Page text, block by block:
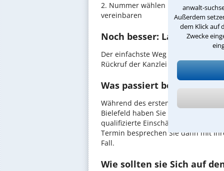
anwalt-
Außerdem
dem Klick auf
Zwecke
2. Nummer wählen und direkt mit
vereinbaren
Noch besser: Lassen Sie
Der einfachste Weg zum Anwalt in
Rückruf der Kanzlei anzufordern -
Was passiert beim
Während des ersten Gesprächs mit
Bielefeld haben Sie die Möglichkeit,
qualifizierte Einschätzung zu Ihrem
Termin besprechen Sie dann mit
Fall.
Wie sollten sie Sich auf